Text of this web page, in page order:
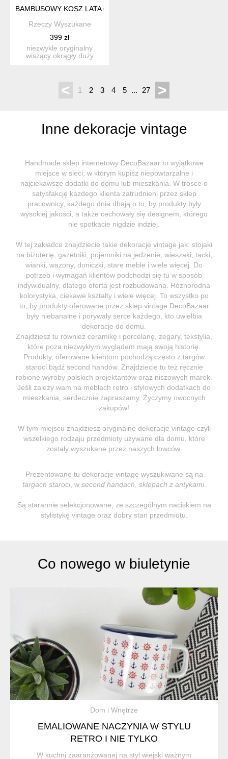
BAMBUSOWY KOSZ LATA 60-TE
Rzeczy Wyszukane
399 zł
niezwykle oryginalny
wiszący okrągły duży
< 1 2 3 4 5 ... 27 >
Inne dekoracje vintage
Handmade sklep internetowy DecoBazaar to wyjątkowe
miejsce w sieci, w którym kupisz niepowtarzalne i
najciekawsze dodatki do domu lub mieszkania. W trosce o
satysfakcję każdego klienta zatrudnieni przez sklep
pracownicy, każdego dnia dbają o to, by produkty były
wysokiej jakości, a także cechowały się designem, którego
nie spotkacie nigdzie indziej.
W tej zakładce znajdziecie takie dekoracje vintage jak: stojaki
na biżuterię, gazetniki, pojemniki na jedzenie, wieszaki, tacki,
wianki, wazony, doniczki, stare meble i wiele więcej. Do
potrzeb i wymagań klientów podchodzi się tu w sposób
indywidualny, dlatego oferta jest rozbudowana. Różnorodna
kolorystyka, ciekawe kształty i wiele więcej. To wszystko po
to, by produkty oferowane przez sklep vintage DecoBazaar
były niebanalne i porywały serce każdego, kto uwielbia
dekoracje do domu.
Znajdziesz tu również ceramikę i porcelanę, zegary, tekstylia,
które poza niezwykłym wyglądem mają swoją historię.
Produkty, oferowane klientom pochodzą często z targów
staroci bądź second handów. Znajdziecie tu też ręcznie
robione wyroby polskich projektantów oraz niszowych marek.
Jeśli zależy wam na meblach retro i stylowych dodatkach do
mieszkania, serdecznie zapraszamy. Życzymy owocnych
zakupów!
W tym miejscu znajdziesz oryginalne dekoracje vintage czyli
wszelkiego rodzaju przedmioty używane dla domu, które
zostały wyszukane przez naszych łowców.
Prezentowane tu dekoracje vintage wyszukiwane są na
targach staroci, w second handach sklepach z antykami.
Są starannie selekcjonowane, ze szczególnym naciskiem na
stylistykę vintage oraz dobry stan przedmiotu.
Co nowego w biuletynie
Dom i Wnętrze
EMALIOWANE NACZYNIA W STYLU
RETRO I NIE TYLKO
W kuchni zaaranżowanej na styl wiejski ważnym